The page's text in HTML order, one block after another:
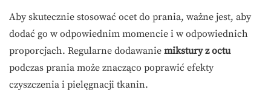
Aby skutecznie stosować ocet do prania, ważne jest, aby
dodać go w odpowiednim momencie i w odpowiednich
proporcjach. Regularne dodawanie mikstury z octu
podczas prania może znacząco poprawić efekty
czyszczenia i pielęgnacji tkanin.